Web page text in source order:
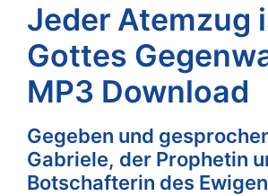
Jeder Atemzug
Gottes
MP3 Download
Gegeben und
Gabriele, der Prophetin
Botschafterin des